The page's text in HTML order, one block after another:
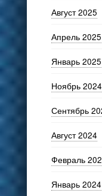
Август 2025
Апрель 2025
Январь 2025
Ноябрь 2024
Сентябрь
Август 2024
Февраль
Январь 2024